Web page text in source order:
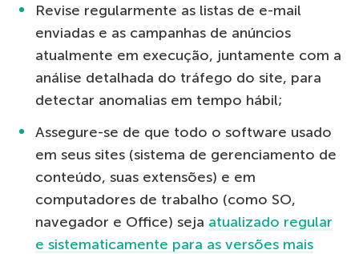
Revise regularmente as listas de e-mail
enviadas e as campanhas de anúncios
atualmente em execução, juntamente com a
análise detalhada do tráfego do site, para
detectar anomalias em tempo hábil;
Assegure-se de que todo o software usado
em seus sites (sistema de gerenciamento de
conteúdo, suas extensões) e em
computadores de trabalho (como SO,
navegador e Office) seja atualizado regular
e sistematicamente para as versões mais